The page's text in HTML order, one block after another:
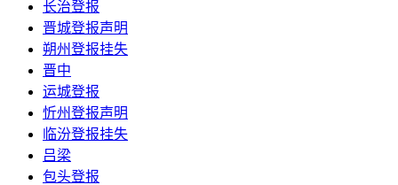
长治登报
晋城登报声明
朔州登报挂失
晋中
运城登报
忻州登报声明
临汾登报挂失
吕梁
包头登报